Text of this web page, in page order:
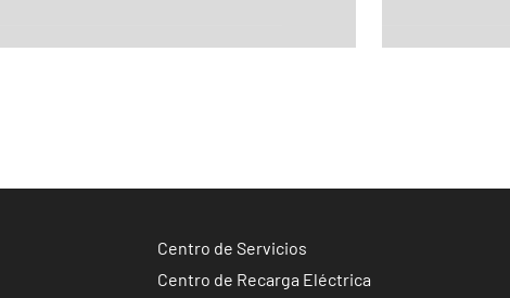
Centro de Servicios
Centro de Recarga Eléctrica